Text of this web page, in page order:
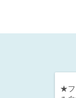
★フ